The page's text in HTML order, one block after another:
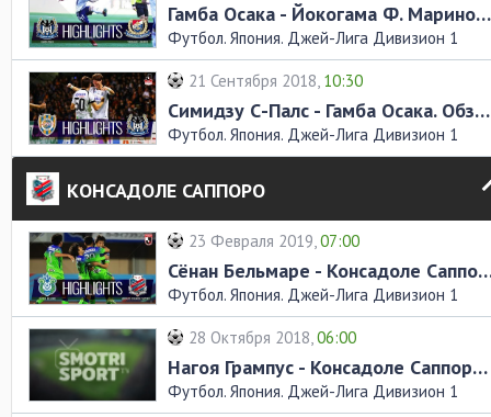
Гамба Осака - Йокогама Ф. Маринос. Обзор матча
Футбол. Япония. Джей-Лига Дивизион 1
21 Сентября 2018, 10:30
Симидзу С-Палс - Гамба Осака. Обзор матча
Футбол. Япония. Джей-Лига Дивизион 1
КОНСАДОЛЕ САППОРО
23 Февраля 2019,07:00
Сёнан Бельмаре -
Футбол. Япония. Джей-Лига Дивизион 1
28 Октября 2018,06:00
Нагоя Грампус - Консадоле Саппоро. Обзор матча
Футбол. Япония. Джей-Лига Дивизион 1